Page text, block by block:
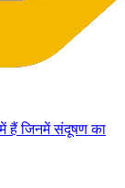
हैं जिनमें संदूषण का